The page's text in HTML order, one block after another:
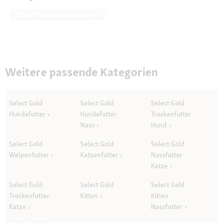
Weitere passende Kategorien
Select Gold
Hundefutter
Select Gold
Hundefutter
Nass
Select Gold
Trockenfutter
Hund
Select Gold
Welpenfutter
Select Gold
Katzenfutter
Select Gold
Nassfutter
Katze
Select Gold
Trockenfutter
Katze
Select Gold
Kitten
Select Gold
Kitten
Nassfutter